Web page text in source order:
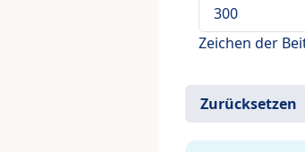
Zeichen der